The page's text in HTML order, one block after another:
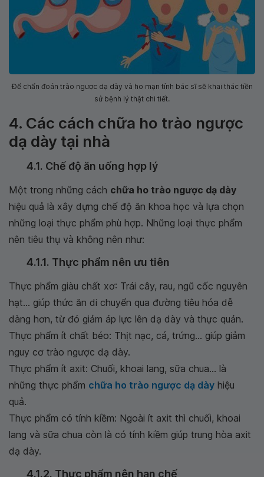
Để chẩn đoán trào ngược dạ dày và ho mạn tính bác sĩ sẽ khai thác tiền
sử bệnh lý thật chi tiết.
4. Các cách chữa ho trào ngược
dạ dày tại nhà
4.1. Chế độ ăn uống hợp lý
Một trong những cách chữa ho trào ngược dạ dày
hiệu quả là xây dựng chế độ ăn khoa học và lựa chọn
những loại thực phẩm phù hợp. Những loại thực phẩm
nên tiêu thụ và không nên như:
4.1.1. Thực phẩm nên ưu tiên
Thực phẩm giàu chất xơ: Trái cây, rau, ngũ cốc nguyên
hạt… giúp thức ăn di chuyển qua đường tiêu hóa dễ
dàng hơn, từ đó giảm áp lực lên dạ dày và thực quản.
Thực phẩm ít chất béo: Thịt nạc, cá, trứng… giúp giảm
nguy cơ trào ngược dạ dày.
Thực phẩm ít axit: Chuối, khoai lang, sữa chua… là
những thực phẩm chữa ho trào ngược dạ dày hiệu
quả.
Thực phẩm có tính kiềm: Ngoài ít axit thì chuối, khoai
lang và sữa chua còn là có tính kiềm giúp trung hòa axit
dạ dày.
4.1.2. Thực phẩm nên hạn chế